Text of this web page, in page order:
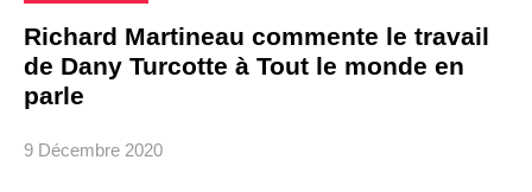
Richard Martineau commente le travail
de Dany Turcotte à Tout le monde en
parle
9 Décembre 2020